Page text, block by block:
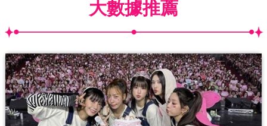
大數據推薦